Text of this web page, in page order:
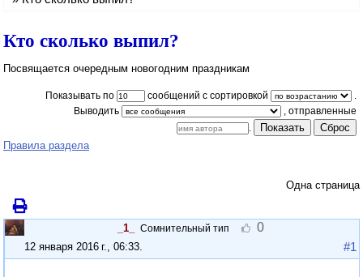
Кто сколько выпил?
Посвящается очередным новогодним праздникам
Показывать по сообщений с сортировкой
Выводить
Показать
Сброс
Правила раздела
Одна страница
_1_ Сомнительный тип 0
12 января 2016 г., 06:33 #1